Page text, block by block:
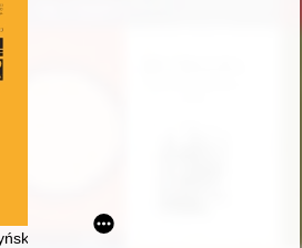
(1 XI 1934 - 7 II 2023)